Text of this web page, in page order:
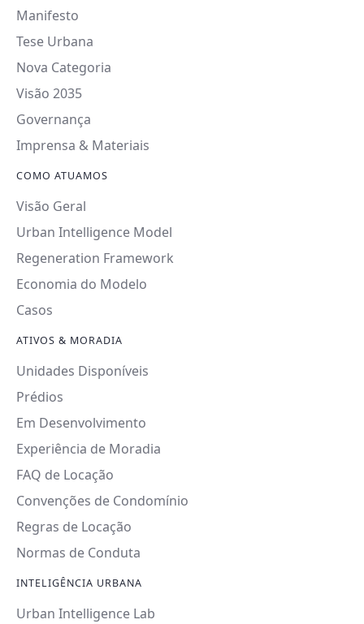
Manifesto
Tese Urbana
Nova Categoria
Visão 2035
Governança
Imprensa & Materiais
COMO ATUAMOS
Visão Geral
Urban Intelligence Model
Regeneration Framework
Economia do Modelo
Casos
ATIVOS & MORADIA
Unidades Disponíveis
Prédios
Em Desenvolvimento
Experiência de Moradia
FAQ de Locação
Convenções de Condomínio
Regras de Locação
Normas de Conduta
INTELIGÊNCIA URBANA
Urban Intelligence Lab